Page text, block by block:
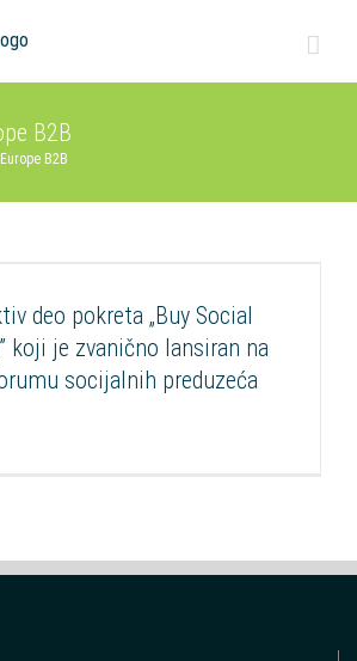
B2B
B2B
socijalnih preduzeća
podrške socijalnim preduzećima
Razvoj
socijalnih inovacija
deo pokreta „Buy Social
koji je zvanično lansiran na
socijalnih preduzeća